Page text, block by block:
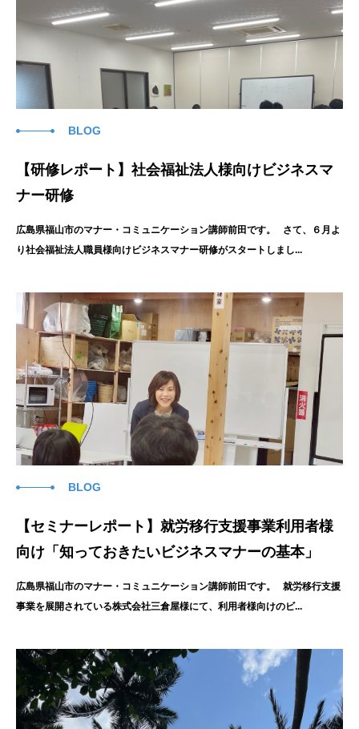
BLOG
【研修レポート】社会福祉法人様向けビジネスマ
ナー研修
広島県福山市のマナー・コミュニケーション講師前田です。 さて、６月よ
り社会福祉法人職員様向けビジネスマナー研修がスタートしまし...
BLOG
【セミナーレポート】就労移行支援事業利用者様
向け「知っておきたいビジネスマナーの基本」
広島県福山市のマナー・コミュニケーション講師前田です。 就労移行支援
事業を展開されている株式会社三倉屋様にて、利用者様向けのビ...